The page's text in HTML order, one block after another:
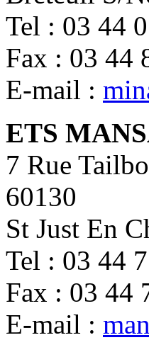
Tel : 03 44
Fax : 03 44
E-mail :
ETS
7 Rue
60130
St Just En
Tel : 03 44
Fax : 03 44
E-mail :